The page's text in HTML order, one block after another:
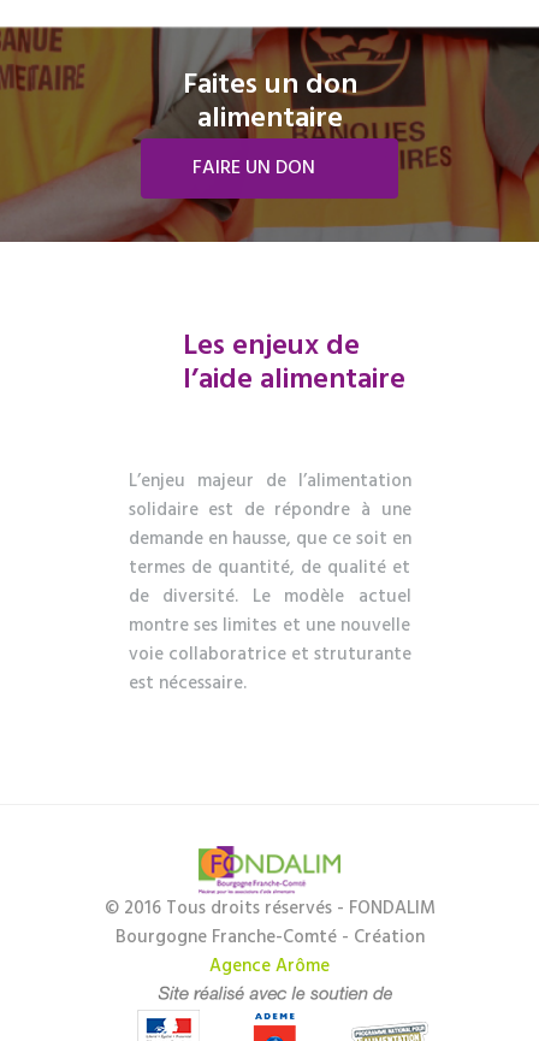
Faites un don
alimentaire
FAIRE UN DON
Les enjeux de
l’aide alimentaire
L’enjeu majeur de l’alimentation
solidaire est de répondre à une
demande en hausse, que ce soit en
termes de quantité, de qualité et
de diversité. Le modèle actuel
montre ses limites et une nouvelle
voie collaboratrice et struturante
est nécessaire.
© 2016 Tous droits réservés - FONDALIM
Bourgogne Franche-Comté - Création
Agence Arôme